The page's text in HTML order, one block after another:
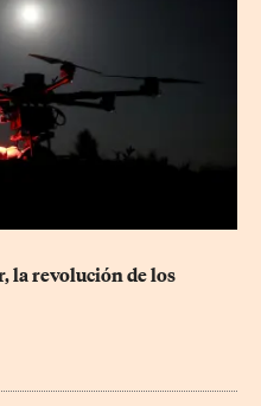
la revolución de los